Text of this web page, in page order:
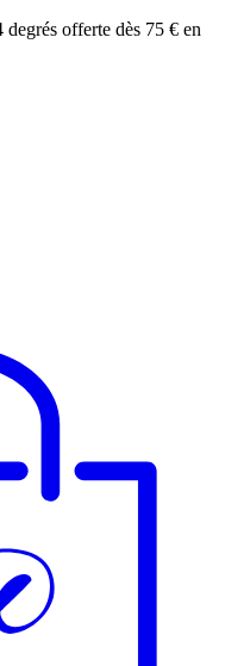
offerte dès 75 € en